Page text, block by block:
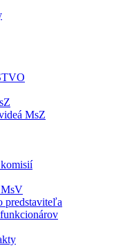
MsZ
komisií
MsV
predstaviteľa